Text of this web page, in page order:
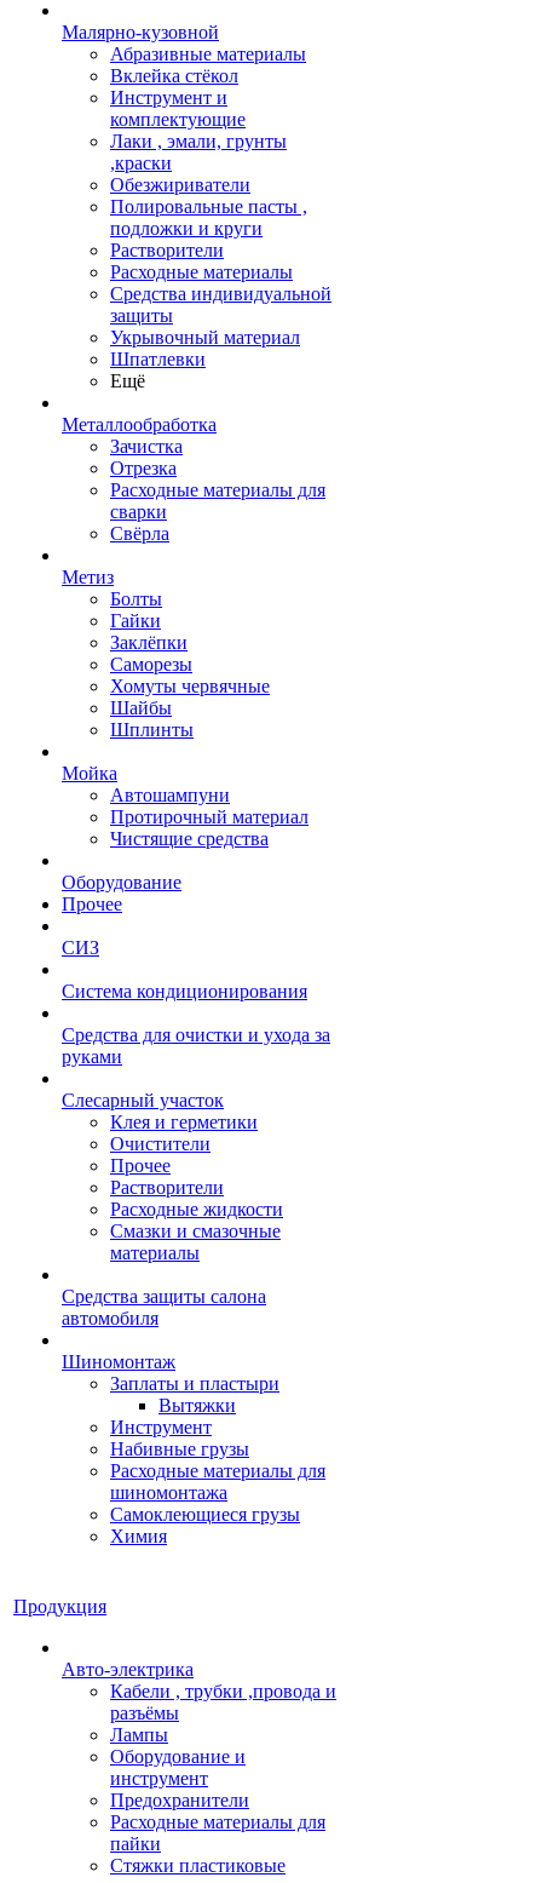
Малярно-кузовной
Абразивные материалы
Вклейка стёкол
Инструмент и
комплектующие
Лаки , эмали, грунты
,краски
Обезжириватели
Полировальные пасты ,
подложки и круги
Растворители
Расходные материалы
Средства индивидуальной
защиты
Укрывочный материал
Шпатлевки
Ещё
Металлообработка
Зачистка
Отрезка
Расходные материалы для
сварки
Свёрла
Метиз
Болты
Гайки
Заклёпки
Саморезы
Хомуты червячные
Шайбы
Шплинты
Мойка
Автошампуни
Протирочный материал
Чистящие средства
Оборудование
Прочее
СИЗ
Система кондиционирования
Средства для очистки и ухода за
руками
Слесарный участок
Клея и герметики
Очистители
Прочее
Растворители
Расходные жидкости
Смазки и смазочные
материалы
Средства защиты салона
автомобиля
Шиномонтаж
Заплаты и пластыри
Вытяжки
Инструмент
Набивные грузы
Расходные материалы для
шиномонтажа
Самоклеющиеся грузы
Химия
Продукция
Авто-электрика
Кабели , трубки ,провода и
разъёмы
Лампы
Оборудование и
инструмент
Предохранители
Расходные материалы для
пайки
Стяжки пластиковые